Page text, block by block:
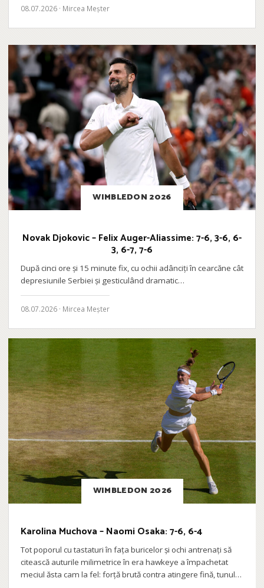
08.07.2026 · Mircea Meșter
WIMBLEDON 2026
Novak Djokovic – Felix Auger-Aliassime: 7-6, 3-6, 6-
3, 6-7, 7-6
După cinci ore și 15 minute fix, cu ochii adânciți în cearcăne cât
depresiunile Serbiei și gesticulând dramatic…
08.07.2026 · Mircea Meșter
WIMBLEDON 2026
Karolina Muchova – Naomi Osaka: 7-6, 6-4
Tot poporul cu tastaturi în fața buricelor și ochi antrenați să
citească auturile milimetrice în era hawkeye a împachetat
meciul ăsta cam la fel: forță brută contra atingere fină, tunul…